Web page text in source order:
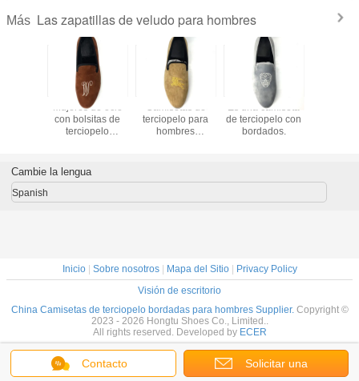
Más Las zapatillas de veludo para hombres
Mujeres de ocio
con bolsitas de
terciopelo
terciopelo de lujo
reales
Camisetas de
terciopelo para
hombres
Es una camiseta
de terciopelo con
bordados.
Contacto Solicitar una
Cambie la lengua
Spanish
Inicio| Sobre nosotros| Mapa del Sitio| Privacy Policy
Visión de escritorio
China Camisetas de terciopelo bordadas para hombres Supplier. Copyright ©
2023 - 2026 Hongtu Shoes Co., Limited..
All rights reserved. Developed by ECER